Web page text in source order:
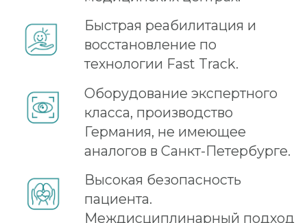
Оперирующий хирург